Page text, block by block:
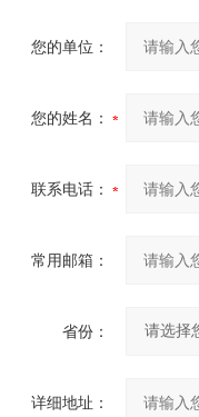
您的单位：
您的姓名：
联系电话：
常用邮箱：
省份：
详细地址：